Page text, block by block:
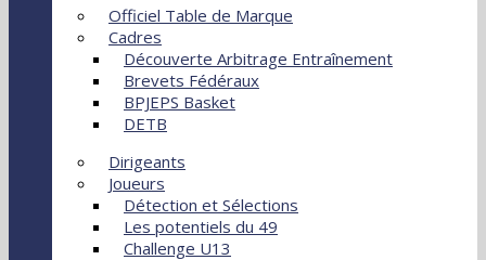
Officiel Table de Marque
Cadres
Découverte Arbitrage Entraînement
Brevets Fédéraux
BPJEPS Basket
DETB
Dirigeants
Joueurs
Détection et Sélections
Les potentiels du 49
Challenge U13